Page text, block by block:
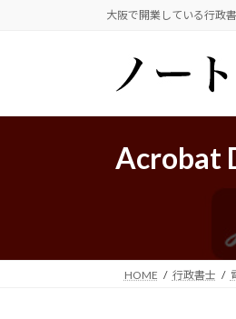
へ
ョ
大阪で開業している行政
Acrobat
HOME 行政書士